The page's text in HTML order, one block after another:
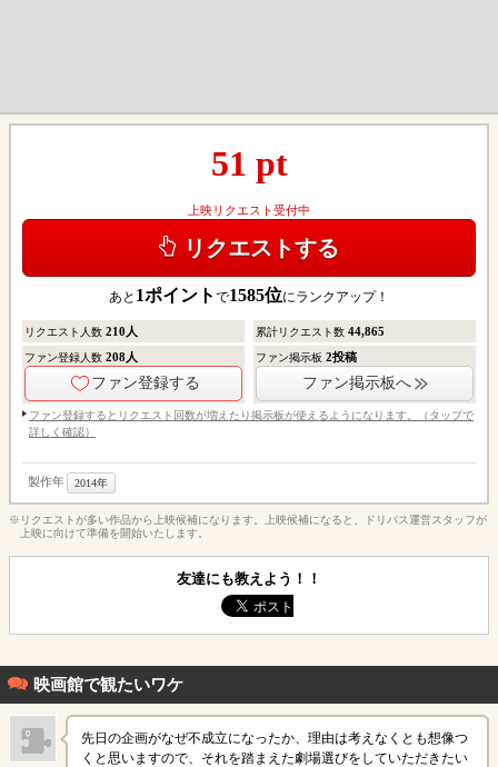
51 pt
上映リクエスト受付中
リクエストする
あと 1ポイント で1585位にランクアップ！
リクエスト人数 210 人 累計リクエスト数44,865
ファン登録人数 208人
ファン登録する
ファン掲示板2投稿
ファン掲示板へ
ファン登録するとリクエスト回数が増えたり掲示板が使えるようになります。（タップで
詳しく確認）
製作年 2014年
※リクエストが多い作品から上映候補になります。上映候補になると、ドリパス運営スタッフが
上映に向けて準備を開始いたします。
友達にも教えよう！！
映画館で観たいワケ
先日の企画がなぜ不成立になったか、理由は考えなくとも想像つ
くと思いますので、それを踏まえた劇場選びをしていただきたい